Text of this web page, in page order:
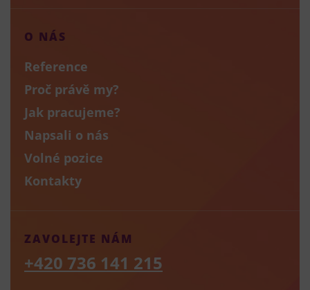
O NÁS
Reference
Proč právě my?
Jak pracujeme?
Napsali o nás
Volné pozice
Kontakty
ZAVOLEJTE NÁM
+420 736 141 215